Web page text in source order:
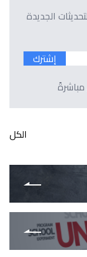
الجديدة
إشترك
مباشرةً
الكل